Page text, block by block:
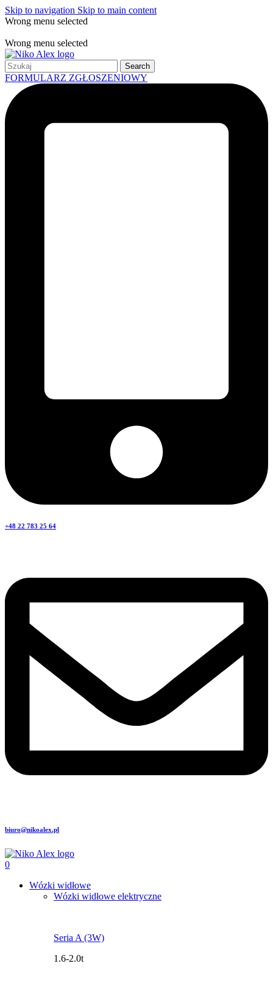
Skip to navigation Skip to main content
Wrong menu selected
Wrong menu selected
Search
FORMULARZ ZGŁOSZENIOWY
+48 22 783 25 64
biuro@nikoalex.pl
0
Wózki widłowe
Wózki widłowe elektryczne
Seria A (3W)
1.6-2.0t